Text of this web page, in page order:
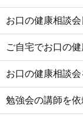
お口の健康相談
ご自宅でお口の
お口の健康相談
勉強会の講師を